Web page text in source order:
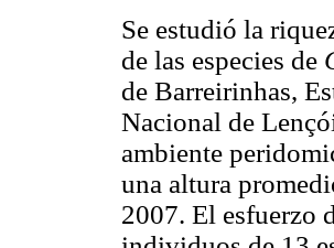
Se estudió la
de las especies de
de Barreirinhas,
Nacional de
ambiente
una altura
2007. El esfuerzo